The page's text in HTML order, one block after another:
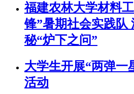
福建农林大学材料
锋”暑期社会实践队
秘“炉下之问”
大学生开展“两弹一
活动